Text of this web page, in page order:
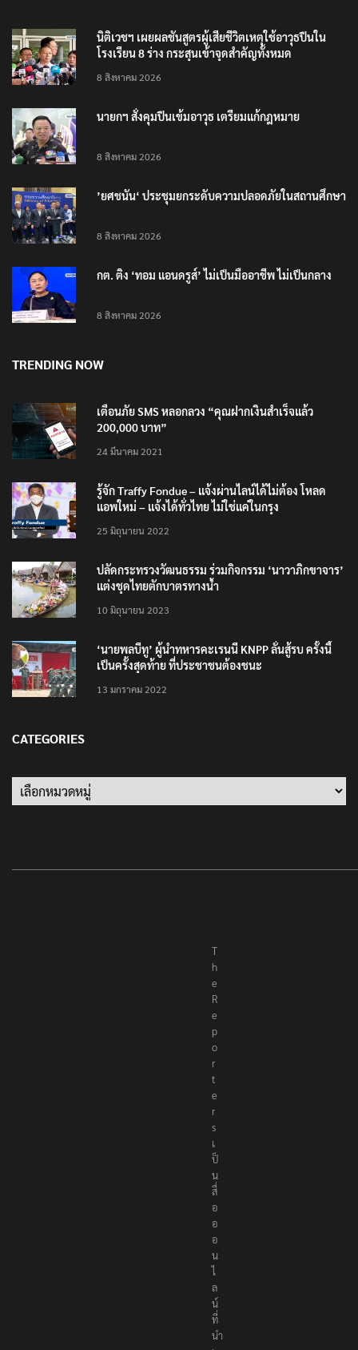
นิติเวชฯ เผยผลชันสูตรผู้เสียชีวิตเหตุใช้อาวุธปืนใน
โรงเรียน 8 ร่าง กระสุนเข้าจุดสำคัญทั้งหมด
8 สิงหาคม 2026
นายกฯ สั่งคุมปืนเข้มอาวุธ เตรียมแก้กฎหมาย
8 สิงหาคม 2026
’ยศชนัน‘ ประชุมยกระดับความปลอดภัยในสถานศึกษา
8 สิงหาคม 2026
กต. ติง ‘ทอม แอนดรูส์’ ไม่เป็นมืออาชีพ ไม่เป็นกลาง
8 สิงหาคม 2026
TRENDING NOW
เตือนภัย SMS หลอกลวง “คุณฝากเงินสำเร็จแล้ว
200,000 บาท”
24 มีนาคม 2021
รู้จัก Traffy Fondue – แจ้งผ่านไลน์ได้ไม่ต้อง โหลด
แอพใหม่ – แจ้งได้ทั่วไทย ไม่ใช่แค่ในกรุง
25 มิถุนายน 2022
ปลัดกระทรวงวัฒนธรรม ร่วมกิจกรรม ‘นาวาภิกขาจาร’
แต่งชุดไทยตักบาตรทางน้ำ
10 มิถุนายน 2023
‘นายพลบีทู’ ผู้นำทหารคะเรนนี KNPP ลั่นสู้รบ ครั้งนี้
เป็นครั้งสุดท้าย ที่ประชาชนต้องชนะ
13 มกราคม 2022
CATEGORIES
Categories
T
h
e
R
e
p
o
r
t
e
r
s
เ
ป็
น
สื่
อ
อ
อ
น
ไ
ล
น์
ที่
นำ